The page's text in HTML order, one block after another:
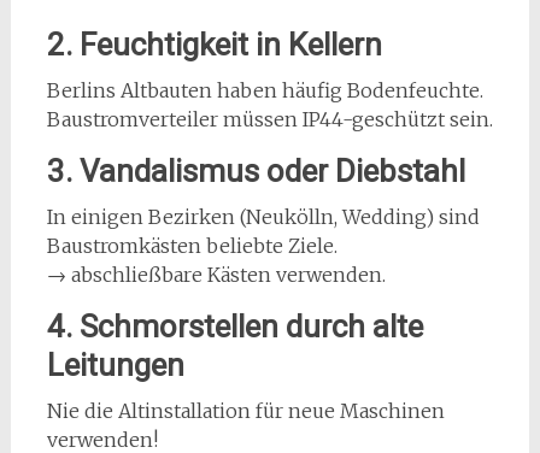
2. Feuchtigkeit in Kellern
Berlins Altbauten haben häufig Bodenfeuchte.
Baustromverteiler müssen IP44-geschützt sein.
3. Vandalismus oder Diebstahl
In einigen Bezirken (Neukölln, Wedding) sind
Baustromkästen beliebte Ziele.
→ abschließbare Kästen verwenden.
4. Schmorstellen durch alte
Leitungen
Nie die Altinstallation für neue Maschinen
verwenden!